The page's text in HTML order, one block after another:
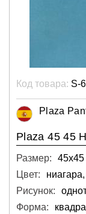
Код товара: S-
Plaza
Plaza 45 45
Размер:
45х45
Цвет:
Рисунок:
Форма: